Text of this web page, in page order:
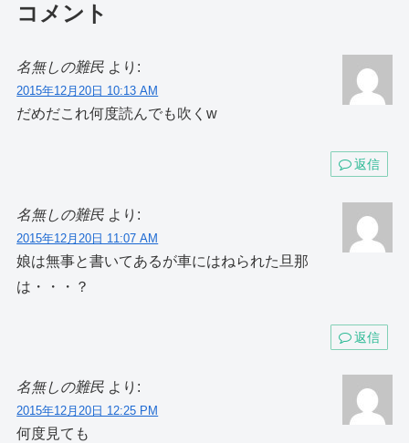
コメント
名無しの難民 より:
2015年12月20日 10:13 AM
だめだこれ何度読んでも吹くw
返信
名無しの難民 より:
2015年12月20日 11:07 AM
娘は無事と書いてあるが車にはねられた旦那
は・・・？
返信
名無しの難民 より:
2015年12月20日 12:25 PM
何度見ても